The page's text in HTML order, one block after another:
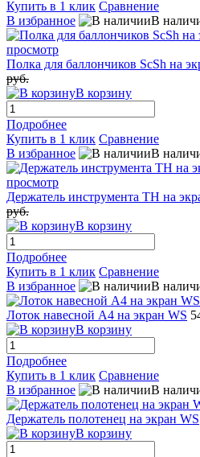
Купить в 1 клик Сравнение
В избранное
В
просмотр
Полка для баллончиков ScSh на
руб.
В корзину
Подробнее
Купить в 1 клик Сравнение
В избранное
В
просмотр
Держатель инструмента TH на
руб.
В корзину
Подробнее
Купить в 1 клик Сравнение
В избранное
В
Лоток навесной А4 на экран WS
В корзину
Подробнее
Купить в 1 клик Сравнение
В избранное
В
Держатель полотенец на экран WS
В корзину